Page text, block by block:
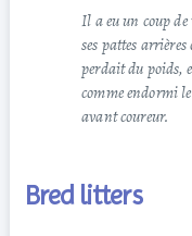
Il a eu un coup
ses pattes
perdait du poids,
comme endormi
avant coureur.
Bred litters